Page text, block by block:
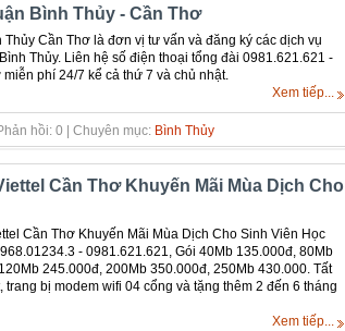
Bình Thủy - Cần Thơ
Cần Thơ là đơn vị tư vấn và đăng ký các dịch vụ
Thủy. Liên hệ số điện thoại tổng đài 0981.621.621 -
phí 24/7 kể cả thứ 7 và chủ nhật.
Xem tiếp...
hồi: 0 | Chuyên mục: Bình Thủy
Cần Thơ Khuyến Mãi Mùa Dịch Cho
Cần Thơ Khuyến Mãi Mùa Dịch Cho Sinh Viên Học
- 0981.621.621, Gói 40Mb 135.000đ, 80Mb
245.000đ, 200Mb 350.000đ, 250Mb 430.000. Tất
bị modem wifi 04 cổng và tặng thêm 2 đến 6 tháng
Xem tiếp...